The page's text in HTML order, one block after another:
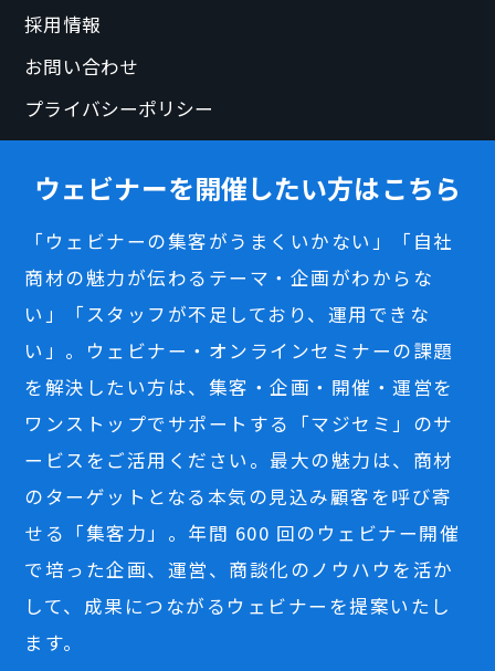
採用情報
お問い合わせ
プライバシーポリシー
ウェビナーを開催したい方はこちら
「ウェビナーの集客がうまくいかない」「自社
商材の魅力が伝わるテーマ・企画がわからな
い」「スタッフが不足しており、運用できな
い」。ウェビナー・オンラインセミナーの課題
を解決したい方は、集客・企画・開催・運営を
ワンストップでサポートする「マジセミ」のサ
ービスをご活用ください。最大の魅力は、商材
のターゲットとなる本気の見込み顧客を呼び寄
せる「集客力」。年間 600 回のウェビナー開催
で培った企画、運営、商談化のノウハウを活か
して、成果につながるウェビナーを提案いたし
ます。